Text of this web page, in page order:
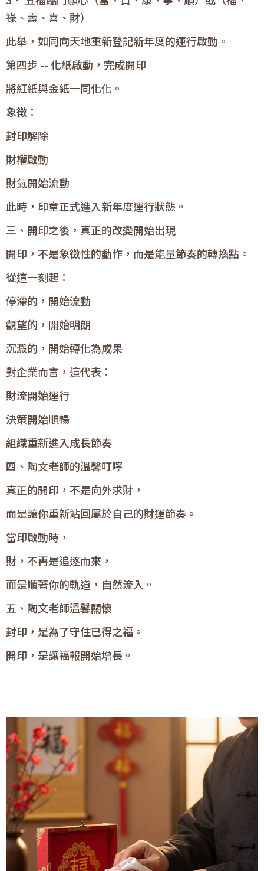
祿、壽、喜、財）
此舉，如同向天地重新登記新年度的運行啟動。
第四步 -- 化紙啟動，完成開印
將紅紙與金紙一同化化。
象徵：
封印解除
財權啟動
財氣開始流動
此時，印章正式進入新年度運行狀態。
三、開印之後，真正的改變開始出現
開印，不是象徵性的動作，而是能量節奏的轉換點。
從這一刻起：
停滯的，開始流動
觀望的，開始明朗
沉澱的，開始轉化為成果
對企業而言，這代表：
財流開始運行
決策開始順暢
組織重新進入成長節奏
四、陶文老師的溫馨叮嚀
真正的開印，不是向外求財，
而是讓你重新站回屬於自己的財運節奏。
當印啟動時，
財，不再是追逐而來，
而是順著你的軌道，自然流入。
五、陶文老師溫馨關懷
封印，是為了守住已得之福。
開印，是讓福報開始增長。